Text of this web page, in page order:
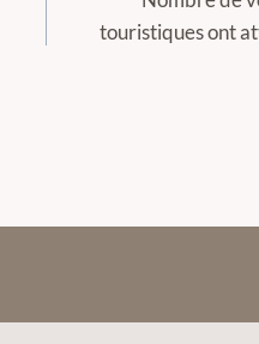
touristiques ont